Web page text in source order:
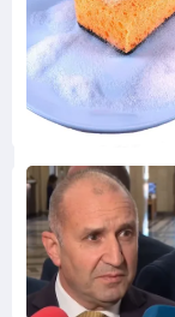
Снимка:
Пиксабей